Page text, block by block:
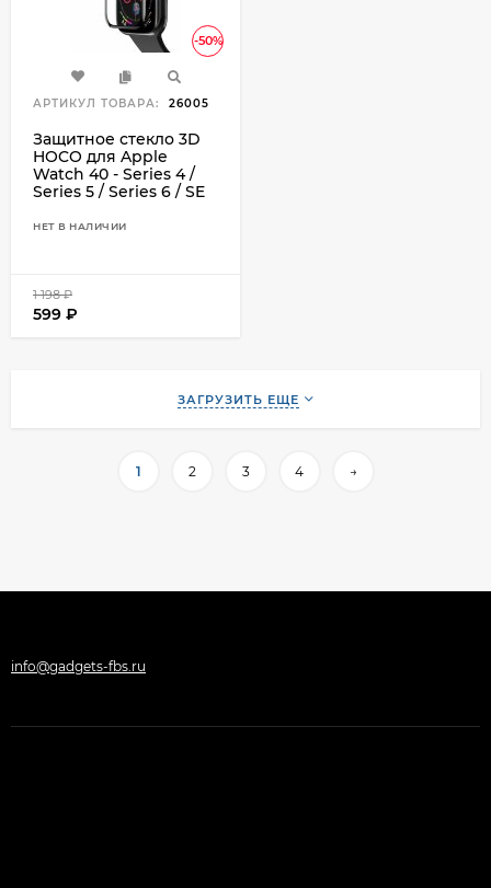
-50%
АРТИКУЛ ТОВАРА: 26005
Защитное стекло 3D
HOCO для Apple
Watch 40 - Series 4 /
Series 5 / Series 6 / SE
НЕТ В НАЛИЧИИ
1 198₽
599 ₽
ЗАГРУЗИТЬ ЕЩЕ
1 2 3 4 →
info@gadgets-fbs.ru